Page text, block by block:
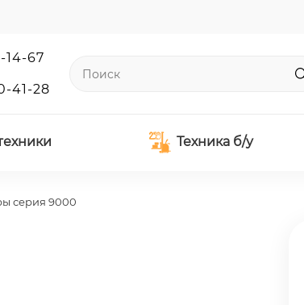
14-67
41-28
Техника б/у
серия 9000